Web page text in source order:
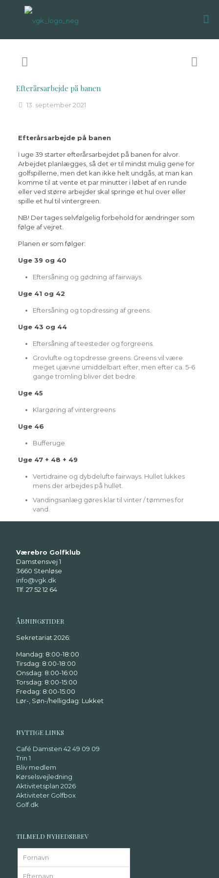
Efterårsarbejde på banen
13. september 2021
Efterårsarbejde på banen
I uge 39 starter efterårsarbejdet på banen for alvor.
Arbejdet planlægges, så det er til mindst mulig gene for
golfspillerne, men det kan ikke helt undgås, at man kan
komme til at vente et par minutter i løbet af en runde
eller ved større arbejder skal springe et hul over eller
spille et hul til vintergreen.
NB! Der tages selvfølgelig forbehold for ændringer som
følge af vejret.
Planen er som følger:
Uge 39 og 40
Eftersåning og gødning af fairways.
Uge 41 og 42
Eftersåning og topdressing af greens.
Uge 43 og 44
Eftersåning af teesteder og forgreens.
Grovlufte og topdresse greens. Greens vil være
meget ujævne umiddelbart efter, men efter ca. 5-6
gange tromling bliver det bedre.
Uge 45
Klargøring af vintergreens
Uge 46
Bufferuge
Uge 47 + 48 + 49
Vertidraine og dybdelufte fairways. Hullet lukkes
mens der arbejdes på hullet.
Vandingsanlæg gøres klar til vinter / tømmes for
vand.
Værebro Golfklub
Damstensvej 1
3660 Stenløse
info@vgk.dk
Tlf. 27 52 12 64
ÅBNINGSTIDER
Sekretariat 2026:
Mandag: 8:00-18:00
Tirsdag: 8:00-18:00
Onsdag: 8:00-16:00
Torsdag: 8:00-15:00
Fredag: 8:00-15:00
Lør-, Søn-/helligdag: Lukket
NYTTIGE LINKS
Café Damsten 42 49 09 09
Trin 1
Bliv medlem
Kørselsvejledning
Aktivitetsplan 2026
Aktiviteter Golfbox
Golf.dk
TILMELD NYHEDSBREV